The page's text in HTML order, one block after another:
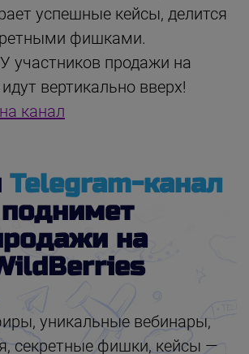
успешные кейсы, делится
фишками.
участников продажи на
вертикально вверх!
канал
Telegram-канал
поднимет
на
уникальные вебинары,
секретные фишки, кейсы —